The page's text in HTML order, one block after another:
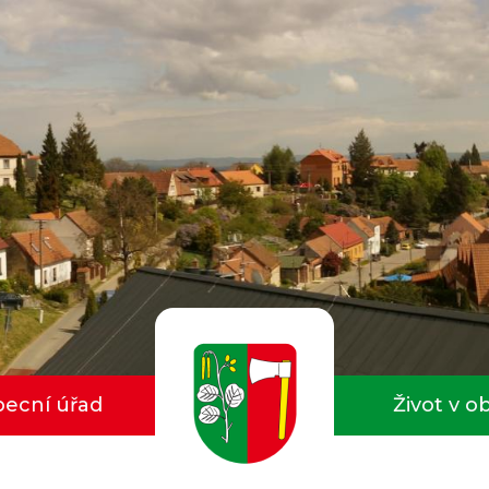
úřad Život v